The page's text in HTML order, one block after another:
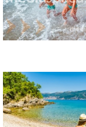
Grčija je ena tistih
zaradi lepih plaž,
ustvarjajo njena
Med najbolj
Kos, vsak s svojo
bogato zgodovino,
srednjeveškim
kombinacijo